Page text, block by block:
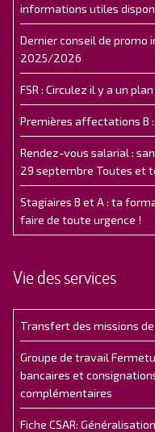
informations utiles
Dernier conseil de promo
2025/2026
FSR : Circulez il y a un
Premières affectations B
Rendez-vous salarial :
29 septembre Toutes et
Stagiaires B et A : ta
faire de toute urgence !
Vie des services
Transfert des missions
Groupe de travail
bancaires et
complémentaires
Fiche CSAR: